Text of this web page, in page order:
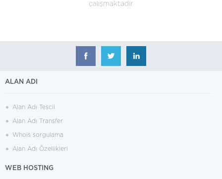
çalışmaktadır
ALAN ADI
Alan Adı Tescil
Alan Adı Transfer
Whois sorgulama
Alan Adı Özellikleri
WEB HOSTING